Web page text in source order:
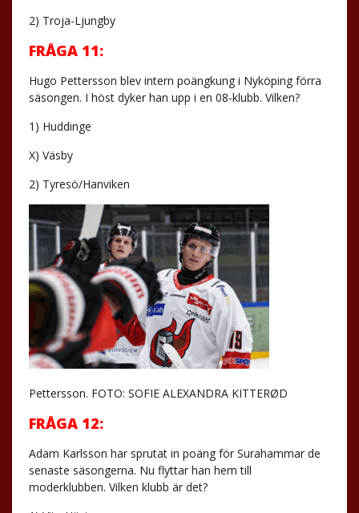
2) Troja-Ljungby
FRÅGA 11:
Hugo Pettersson blev intern poängkung i Nyköping förra
säsongen. I höst dyker han upp i en 08-klubb. Vilken?
1) Huddinge
X) Väsby
2) Tyresö/Hanviken
Pettersson. FOTO: SOFIE ALEXANDRA KITTERØD
FRÅGA 12:
Adam Karlsson har sprutat in poäng för Surahammar de
senaste säsongerna. Nu flyttar han hem till
moderklubben. Vilken klubb är det?